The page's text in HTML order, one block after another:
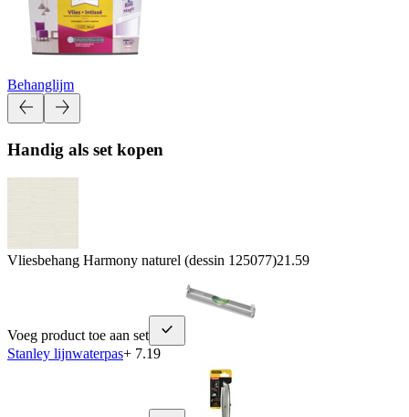
Behanglijm
Handig als set kopen
Vliesbehang Harmony naturel (dessin 125077)21.59
Voeg product toe aan set
Stanley lijnwaterpas+ 7.19